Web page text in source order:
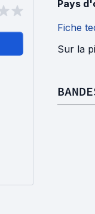
Pays
Fiche
Sur la